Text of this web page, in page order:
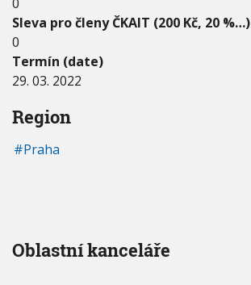
Sleva pro členy ČKAIT (200 Kč, 20 %…)
0
Termín (date)
29. 03. 2022
Region
Praha
Oblastní kanceláře